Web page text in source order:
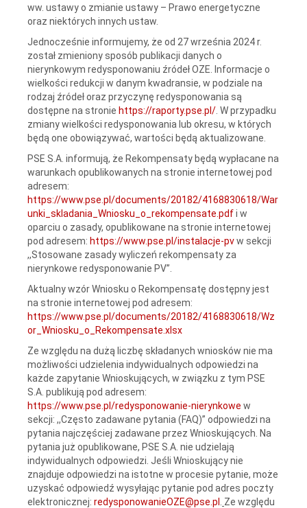
ww. ustawy o zmianie ustawy – Prawo energetyczne
oraz niektórych innych ustaw.
Jednocześnie informujemy, że od 27 września 2024 r.
został zmieniony sposób publikacji danych o
nierynkowym redysponowaniu źródeł OZE. Informacje o
wielkości redukcji w danym kwadransie, w podziale na
rodzaj źródeł oraz przyczynę redysponowania są
dostępne na stronie https://raporty.pse.pl/ . W przypadku
zmiany wielkości redysponowania lub okresu, w których
będą one obowiązywać, wartości będą aktualizowane.
PSE S.A. informują, że Rekompensaty będą wypłacane na
warunkach opublikowanych na stronie internetowej pod
adresem:
https://www.pse.pl/documents/20182/4168830618/War
unki_skladania_Wniosku_o_rekompensate.pdfi w
oparciu o zasady, opublikowane na stronie internetowej
pod adresem: https://www.pse.pl/instalacje-pvw sekcji
,,Stosowane zasady wyliczeń rekompensaty za
nierynkowe redysponowanie PV”.
Aktualny wzór Wniosku o Rekompensatę dostępny jest
na stronie internetowej pod adresem:
https://www.pse.pl/documents/20182/4168830618/Wz
or_Wniosku_o_Rekompensate.xlsx
Ze względu na dużą liczbę składanych wniosków nie ma
możliwości udzielenia indywidualnych odpowiedzi na
każde zapytanie Wnioskujących, w związku z tym PSE
S.A. publikują pod adresem:
https://www.pse.pl/redysponowanie-nierynkowe w
sekcji: ,,Często zadawane pytania (FAQ)” odpowiedzi na
pytania najczęściej zadawane przez Wnioskujących. Na
pytania już opublikowane, PSE S.A. nie udzielają
indywidualnych odpowiedzi. Jeśli Wnioskujący nie
znajduje odpowiedzi na istotne w procesie pytanie, może
uzyskać odpowiedź wysyłając pytanie pod adres poczty
elektronicznej: redysponowanieOZE@pse.pl
Ze względu